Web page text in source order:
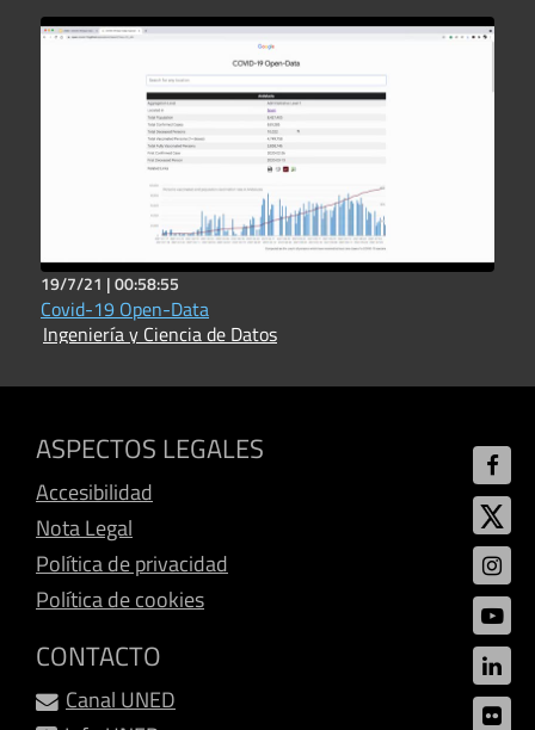
19/7/21 |00:58:55
Covid-19 Open-Data
Ingeniería y Ciencia de Datos
ASPECTOS LEGALES
Accesibilidad
Nota Legal
Política de privacidad
Política de cookies
CONTACTO
Canal UNED